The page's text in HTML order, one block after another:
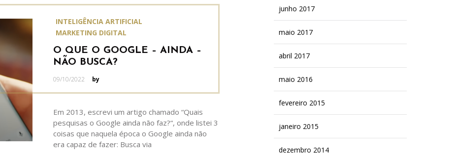
INTELIGÊNCIA ARTIFICIAL
MARKETING DIGITAL
O QUE O GOOGLE – AINDA –
NÃO BUSCA?
Posted
09/10/2022 by
Em 2013, escrevi um artigo chamado “Quais
pesquisas o Google ainda não faz?“, onde listei 3
coisas que naquela época o Google ainda não
era capaz de fazer: Busca via
junho 2017
maio 2017
abril 2017
maio 2016
fevereiro 2015
janeiro 2015
dezembro 2014